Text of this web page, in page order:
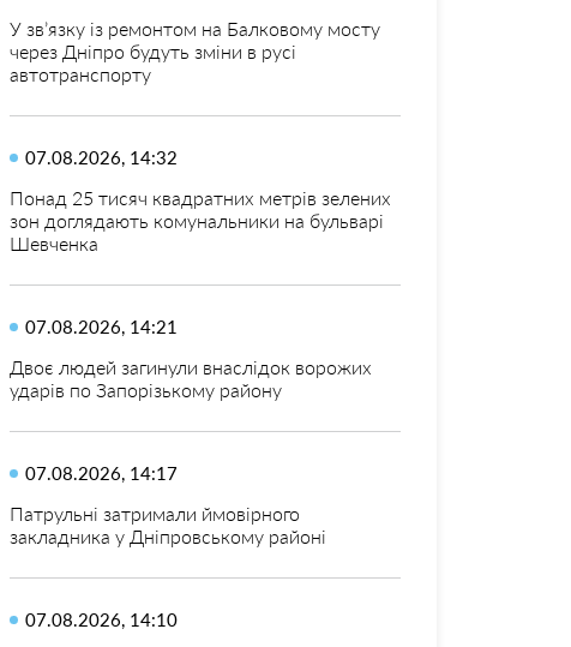
У зв’язку із ремонтом на Балковому мосту
через Дніпро будуть зміни в русі
автотранспорту
07.08.2026, 14:32
Понад 25 тисяч квадратних метрів зелених
зон доглядають комунальники на бульварі
Шевченка
07.08.2026, 14:21
Двоє людей загинули внаслідок ворожих
ударів по Запорізькому району
07.08.2026, 14:17
Патрульні затримали ймовірного
закладника у Дніпровському районі
07.08.2026, 14:10